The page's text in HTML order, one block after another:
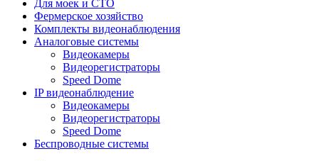
Для моек и СТО
Фермерское хозяйство
Комплекты видеонаблюдения
Аналоговые системы
Видеокамеры
Видеорегистраторы
Speed Dome
IP видеонаблюдение
Видеокамеры
Видеорегистраторы
Speed Dome
Беспроводные системы